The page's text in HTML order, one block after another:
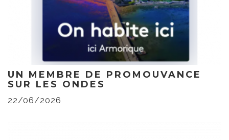
UN MEMBRE DE PROMOUVANCE
SUR LES ONDES
22/06/2026